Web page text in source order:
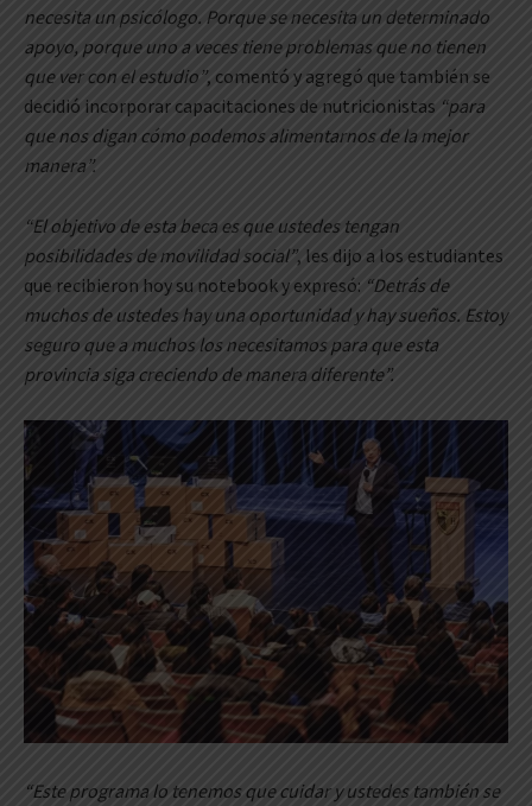
necesita un psicólogo. Porque se necesita un determinado
apoyo, porque uno a veces tiene problemas que no tienen
que ver con el estudio”, comentó y agregó que también se
decidió incorporar capacitaciones de nutricionistas “para
que nos digan cómo podemos alimentarnos de la mejor
manera”.
“El objetivo de esta beca es que ustedes tengan
posibilidades de movilidad social”, les dijo a los estudiantes
que recibieron hoy su notebook y expresó: “Detrás de
muchos de ustedes hay una oportunidad y hay sueños. Estoy
seguro que a muchos los necesitamos para que esta
provincia siga creciendo de manera diferente”.
“Este programa lo tenemos que cuidar y ustedes también se